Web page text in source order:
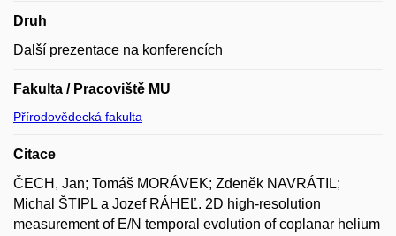
Druh
Další prezentace na konferencích
Fakulta / Pracoviště MU
Přírodovědecká fakulta
Citace
ČECH, Jan; Tomáš MORÁVEK; Zdeněk NAVRÁTIL;
Michal ŠTIPL a Jozef RÁHEĽ. 2D high-resolution
measurement of E/N temporal evolution of coplanar helium